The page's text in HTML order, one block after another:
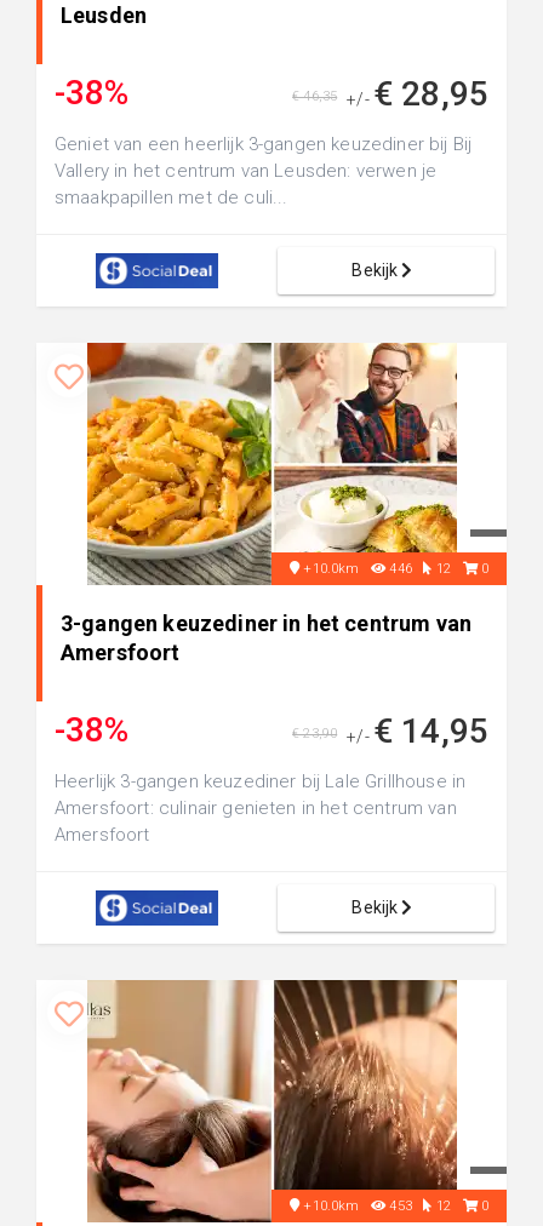
Leusden
-38% +/- € 28,95
€ 46,35
Geniet van een heerlijk 3-gangen keuzediner bij Bij
Vallery in het centrum van Leusden: verwen je
smaakpapillen met de culi...
Bekijk
+10.0km 446 12 0
3-gangen keuzediner in het centrum van
Amersfoort
-38% +/- € 14,95
€ 23,90
Heerlijk 3-gangen keuzediner bij Lale Grillhouse in
Amersfoort: culinair genieten in het centrum van
Amersfoort
Bekijk
+10.0km 453 12 0